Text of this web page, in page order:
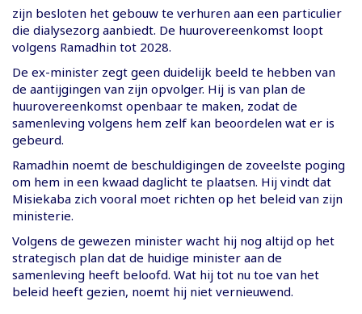
zijn besloten het gebouw te verhuren aan een particulier
die dialysezorg aanbiedt. De huurovereenkomst loopt
volgens Ramadhin tot 2028.
De ex-minister zegt geen duidelijk beeld te hebben van
de aantijgingen van zijn opvolger. Hij is van plan de
huurovereenkomst openbaar te maken, zodat de
samenleving volgens hem zelf kan beoordelen wat er is
gebeurd.
Ramadhin noemt de beschuldigingen de zoveelste poging
om hem in een kwaad daglicht te plaatsen. Hij vindt dat
Misiekaba zich vooral moet richten op het beleid van zijn
ministerie.
Volgens de gewezen minister wacht hij nog altijd op het
strategisch plan dat de huidige minister aan de
samenleving heeft beloofd. Wat hij tot nu toe van het
beleid heeft gezien, noemt hij niet vernieuwend.